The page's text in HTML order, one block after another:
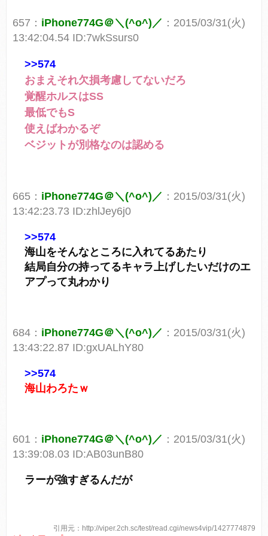
657： iPhone774G＠＼(^o^)／ ：2015/03/31(火)
13:42:04.54 ID:7wkSsurs0
>>574
おまえそれ欠損考慮してないだろ
覚醒ホルスはSS
最低でもS
使えばわかるぞ
ベジットが別格なのは認める
665： iPhone774G＠＼(^o^)／ ：2015/03/31(火)
13:42:23.73 ID:zhlJey6j0
>>574
海山をそんなところに入れてるあたり
結局自分の持ってるキャラ上げしたいだけのエ
アプって丸わかり
684： iPhone774G＠＼(^o^)／ ：2015/03/31(火)
13:43:22.87 ID:gxUALhY80
>>574
海山わろたｗ
601： iPhone774G＠＼(^o^)／ ：2015/03/31(火)
13:39:08.03 ID:AB03unB80
ラーが強すぎるんだが
引用元：http://viper.2ch.sc/test/read.cgi/news4vip/1427774879